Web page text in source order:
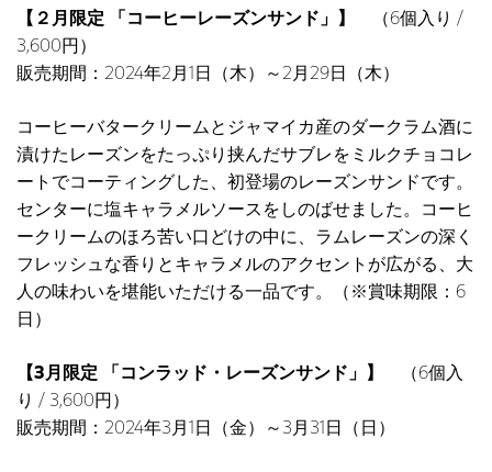
【２月限定 「コーヒーレーズンサンド」】
（6個入り /
3,600円）
販売期間：2024年2月1日（木）～2月29日（木）
コーヒーバタークリームとジャマイカ産のダークラム酒に
漬けたレーズンをたっぷり挟んだサブレをミルクチョコレ
ートでコーティングした、初登場のレーズンサンドです。
センターに塩キャラメルソースをしのばせました。コーヒ
ークリームのほろ苦い口どけの中に、ラムレーズンの深く
フレッシュな香りとキャラメルのアクセントが広がる、大
人の味わいを堪能いただける一品です。（※賞味期限：6
日）
【3月限定 「コンラッド・レーズンサンド」】
（6個入
り / 3,600円）
販売期間：2024年3月1日（金）～3月31日（日）